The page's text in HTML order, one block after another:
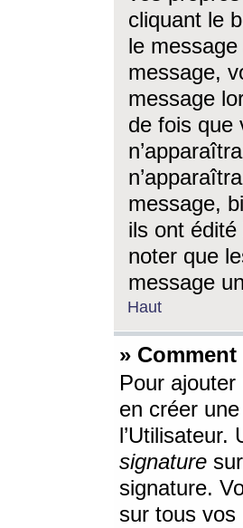
cliquant le
le
message,
message
de fois que
message,
ils ont
noter que
message
Haut
»
Pour ajouter
en créer
signature
signature.
sur tous vos